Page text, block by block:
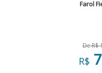
Farol
De R$
R$